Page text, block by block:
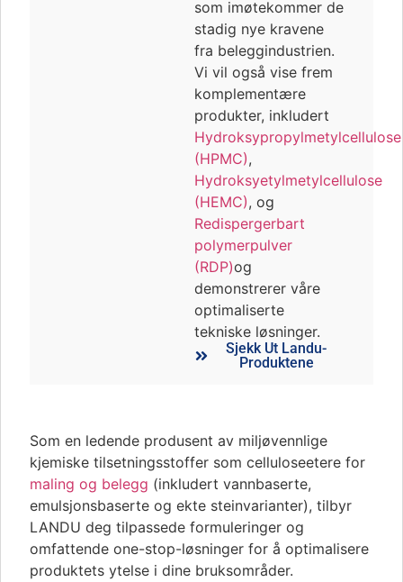
som imøtekommer de
stadig nye kravene
fra beleggindustrien.
Vi vil også vise frem
komplementære
produkter, inkludert
Hydroksypropylmetylcellulose
(HPMC),
Hydroksyetylmetylcellulose
(HEMC), og
Redispergerbart
polymerpulver
(RDP)og
demonstrerer våre
optimaliserte
tekniske løsninger.
Sjekk Ut Landu-
Produktene
Som en ledende produsent av miljøvennlige
kjemiske tilsetningsstoffer som celluloseetere for
maling og belegg (inkludert vannbaserte,
emulsjonsbaserte og ekte steinvarianter), tilbyr
LANDU deg tilpassede formuleringer og
omfattende one-stop-løsninger for å optimalisere
produktets ytelse i dine bruksområder.